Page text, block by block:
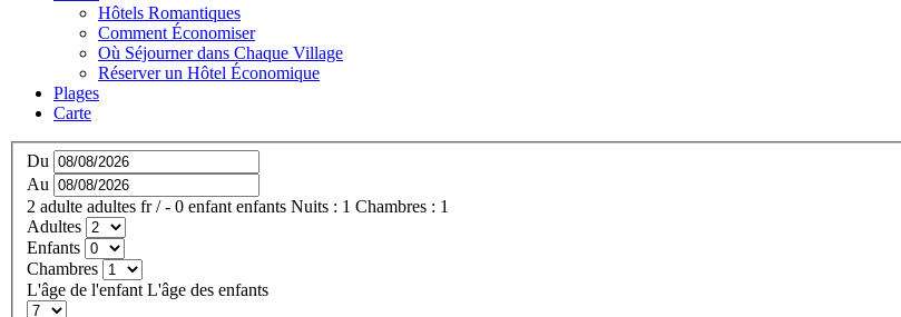
Hôtels Romantiques
Comment Économiser
Où Séjourner dans Chaque Village
Réserver un Hôtel Économique
Plages
Carte
Du
Au
2 adulte adultes fr / - 0 enfant enfants Nuits : 1 Chambres : 1
Adultes
Enfants
Chambres
L'âge de l'enfant L'âge des enfants